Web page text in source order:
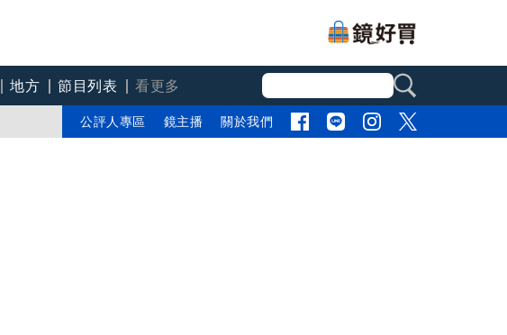
地方 節目列表
看更多
公評人專區 鏡主播 關於我們